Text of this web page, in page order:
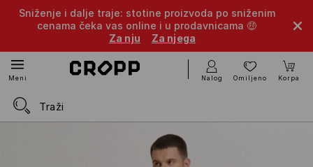
Sniženje i dalje traje: stotine proizvoda po sniženim
cenama čeka vas online i u prodavnicama 🤑
Za nju
Za njega
Meni Nalog Omiljeno Korpa